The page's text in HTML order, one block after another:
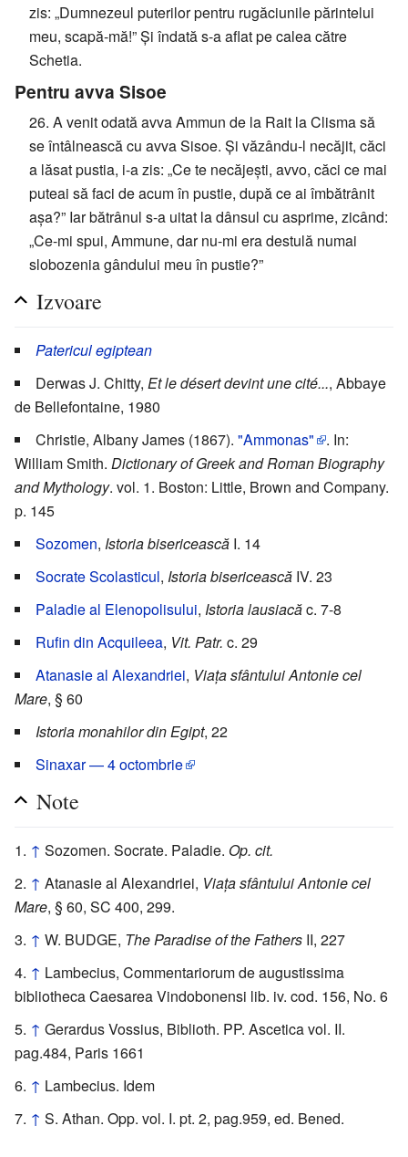
zis: „Dumnezeul puterilor pentru rugăciunile părintelui
meu, scapă-mă!” Și îndată s-a aflat pe calea către
Schetia.
Pentru avva Sisoe
26. A venit odată avva Ammun de la Rait la Clisma să
se întâlnească cu avva Sisoe. Și văzându-l necăjit, căci
a lăsat pustia, i-a zis: „Ce te necăjești, avvo, căci ce mai
puteai să faci de acum în pustie, după ce ai îmbătrânit
așa?” Iar bătrânul s-a uitat la dânsul cu asprime, zicând:
„Ce-mi spui, Ammune, dar nu-mi era destulă numai
slobozenia gândului meu în pustie?”
Izvoare
Patericul egiptean
Derwas J. Chitty, Et le désert devint une cité..., Abbaye
de Bellefontaine, 1980
Christie, Albany James (1867). "Ammonas"
. In:
William Smith. Dictionary of Greek and Roman Biography
and Mythology. vol. 1. Boston: Little, Brown and Company.
p. 145
Sozomen, Istoria bisericească I. 14
Socrate Scolasticul, Istoria bisericească IV. 23
Paladie al Elenopolisului, Istoria lausiacăc. 7-8
Rufin din Acquileea, Vit. Patr. c. 29
Atanasie al Alexandriei, Viața sfântului Antonie cel
Mare, § 60
Istoria monahilor din Egipt, 22
Sinaxar — 4 octombrie
Note
↑ Sozomen. Socrate. Paladie. Op. cit.
↑ Atanasie al Alexandriei, Viața sfântului Antonie cel
Mare, § 60, SC 400, 299.
↑ W. BUDGE, The Paradise of the Fathers II, 227
↑ Lambecius, Commentariorum de augustissima
bibliotheca Caesarea Vindobonensi lib. iv. cod. 156, No. 6
↑ Gerardus Vossius, Biblioth. PP. Ascetica vol. II.
pag.484, Paris 1661
↑ Lambecius. Idem
↑ S. Athan. Opp. vol. I. pt. 2, pag.959, ed. Bened.